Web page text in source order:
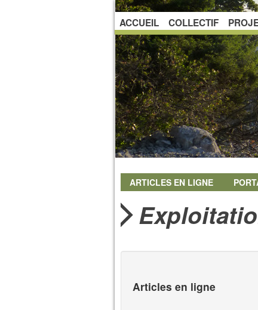
ACCUEIL COLLECTIF
ARTICLES EN LIGNE
Articles en ligne